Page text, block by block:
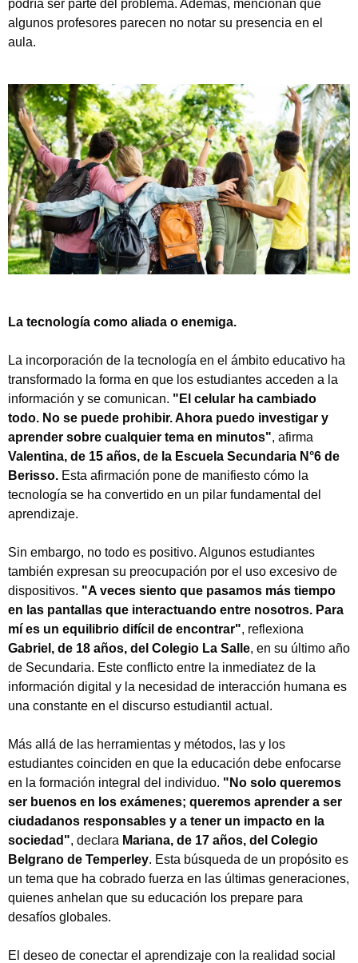
podría ser parte del problema. Además, mencionan que
algunos profesores parecen no notar su presencia en el
aula.
La tecnología como aliada o enemiga.
La incorporación de la tecnología en el ámbito educativo ha
transformado la forma en que los estudiantes acceden a la
información y se comunican. "El celular ha cambiado
todo. No se puede prohibir. Ahora puedo investigar y
aprender sobre cualquier tema en minutos", afirma
Valentina, de 15 años, de la Escuela Secundaria N°6 de
Berisso. Esta afirmación pone de manifiesto cómo la
tecnología se ha convertido en un pilar fundamental del
aprendizaje.
Sin embargo, no todo es positivo. Algunos estudiantes
también expresan su preocupación por el uso excesivo de
dispositivos. "A veces siento que pasamos más tiempo
en las pantallas que interactuando entre nosotros. Para
mí es un equilibrio difícil de encontrar", reflexiona
Gabriel, de 18 años, del Colegio La Salle, en su último año
de Secundaria. Este conflicto entre la inmediatez de la
información digital y la necesidad de interacción humana es
una constante en el discurso estudiantil actual.
Más allá de las herramientas y métodos, las y los
estudiantes coinciden en que la educación debe enfocarse
en la formación integral del individuo. "No solo queremos
ser buenos en los exámenes; queremos aprender a ser
ciudadanos responsables y a tener un impacto en la
sociedad", declara Mariana, de 17 años, del Colegio
Belgrano de Temperley. Esta búsqueda de un propósito es
un tema que ha cobrado fuerza en las últimas generaciones,
quienes anhelan que su educación los prepare para
desafíos globales.
El deseo de conectar el aprendizaje con la realidad social